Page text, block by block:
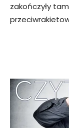
zakończyły